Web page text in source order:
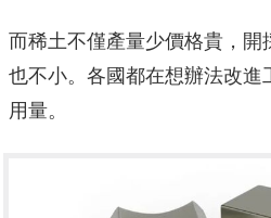
而稀土不僅產量少價格貴，開
也不小。各國都在想辦法改進
用量。